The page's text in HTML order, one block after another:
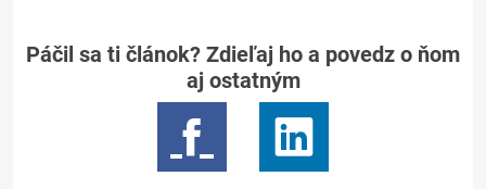
Páčil sa ti článok? Zdieľaj ho a povedz o ňom
aj ostatným